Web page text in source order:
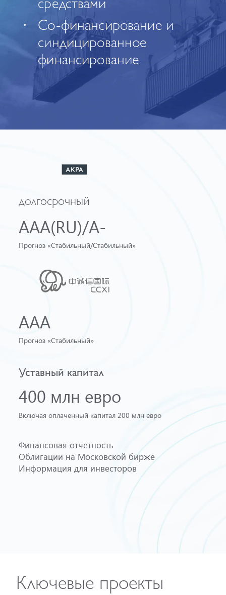
Со-финансирование и
синдицированное
финансирование
долгосрочный
AAA(RU)/A-
Прогноз «Стабильный/Стабильный»
AAA
Прогноз «Стабильный»
Уставный капитал
400 млн евро
Включая оплаченный капитал 200 млн евро
Финансовая отчетность
Облигации на Московской бирже
Информация для инвесторов
Ключевые проекты